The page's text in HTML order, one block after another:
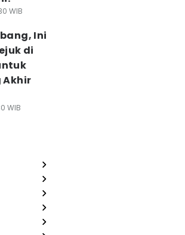
WIB
Ini
di
Akhir
WIB